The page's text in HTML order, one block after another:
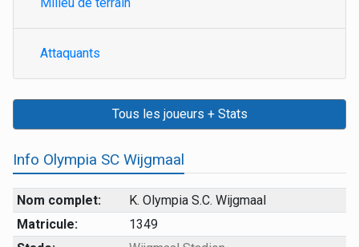
Attaquants
Tous les joueurs + Stats
Info Olympia SC Wijgmaal
Nom complet:
K. Olympia S.C. Wijgmaal
Matricule:
1349